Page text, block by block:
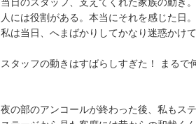
当日のスタッフ、支えてくれた家族の動き
人には役割がある。本当にそれを感じた日。
私は当日、へまばかりしてかなり迷惑かけ
スタッフの動きはすばらしすぎた！ まるで
夜の部のアンコールが終わった後、私もス